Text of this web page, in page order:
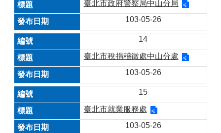
臺北市政府警察局中山分局
103-05-26
14
臺北市稅捐稽徵處中山分處
103-05-26
15
臺北市就業服務處
103-05-26